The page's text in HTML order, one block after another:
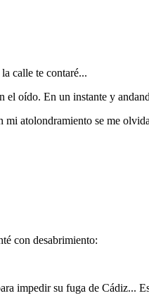
calle te contaré...
el oído. En un instante y
atolondramiento se me
con desabrimiento:
impedir su fuga de Cádiz...